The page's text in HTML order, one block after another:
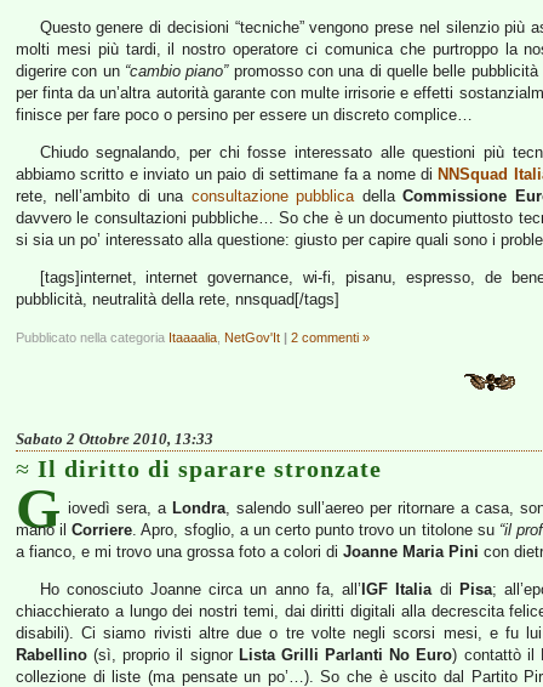
Questo genere di decisioni “tecniche” vengono prese nel silenzio
molti mesi più tardi, il nostro operatore ci comunica che purtroppo la
digerire con un “cambio piano”promosso con una di quelle belle
per finta da un’altra autorità garante con multe irrisorie e effetti
finisce per fare poco o persino per essere un discreto complice…
Chiudo segnalando, per chi fosse interessato alle questioni più
abbiamo scritto e inviato un paio di settimane fa a nome di NNSquad
rete, nell’ambito di una consultazione pubblicadellaCommissione
davvero le consultazioni pubbliche… So che è un documento piuttosto
si sia un po’ interessato alla questione: giusto per capire quali sono i
[tags]internet, internet governance, wi-fi, pisanu, espresso, de
pubblicità, neutralità della rete, nnsquad[/tags]
Pubblicato nella categoria Itaaaalia NetGov'It | 2 commenti »
Sabato 2 Ottobre 2010, 13:33
Il diritto di sparare stronzate
G iovedì sera, a Londra, salendo sull’aereo per ritornare a casa,
mano ilCorriere. Apro, sfoglio, a un certo punto trovo un titolone su “il
a fianco, e mi trovo una grossa foto a colori di Joanne Maria Pini con
Ho conosciuto Joanne circa un anno fa, all’ IGF Italiadi Pisa;
chiacchierato a lungo dei nostri temi, dai diritti digitali alla decrescita
disabili). Ci siamo rivisti altre due o tre volte negli scorsi mesi, e fu
Rabellino (sì, proprio il signor Lista Grilli Parlanti No Euro) contattò il
collezione di liste (ma pensate un po’…). So che è uscito dal Partito